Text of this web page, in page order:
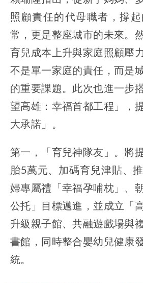
照顧責任的代母職者，撐
常，更是整座城市的未來。
育兒成本上升與家庭照顧壓
不是單一家庭的責任，而是
的重要課題。此次也進一步
望高雄：幸福首都工程」，
大承諾」。
第一，「育兒神隊友」。將
胎5萬元、加碼育兒津貼、
婦專屬禮「幸福孕哺枕」、
公托」目標邁進，並成立「
升級親子館、共融遊戲場與
書館，同時整合嬰幼兒健康
統。